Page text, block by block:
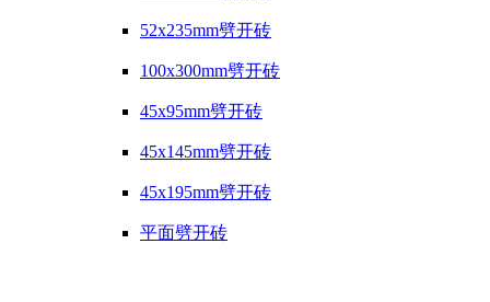
52x235mm劈开砖
100x300mm劈开砖
45x95mm劈开砖
45x145mm劈开砖
45x195mm劈开砖
平面劈开砖